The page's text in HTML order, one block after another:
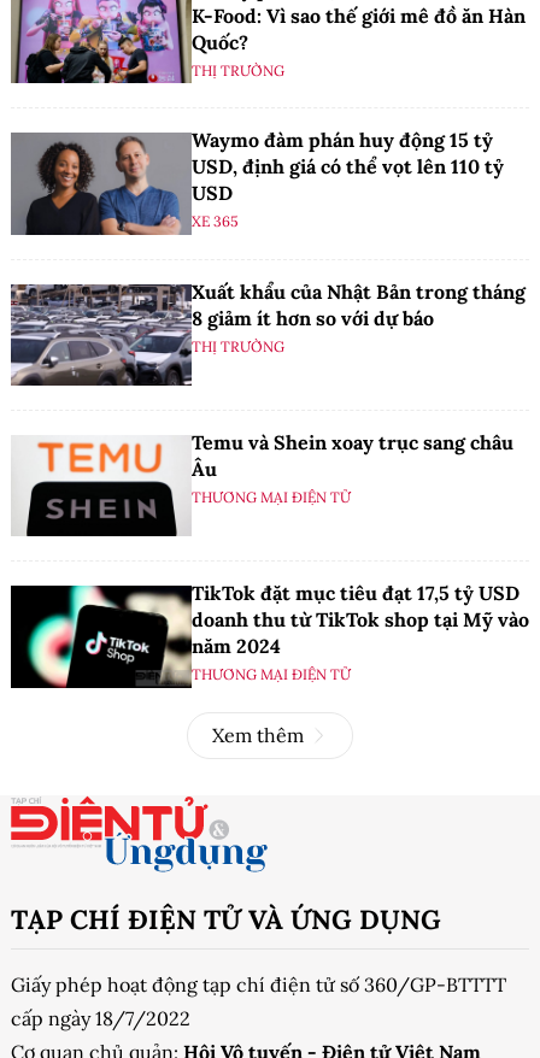
K-Food: Vì sao thế giới mê đồ ăn Hàn
Quốc?
THỊ TRƯỜNG
Waymo đàm phán huy động 15 tỷ
USD, định giá có thể vọt lên 110 tỷ
USD
XE 365
Xuất khẩu của Nhật Bản trong tháng
8 giảm ít hơn so với dự báo
THỊ TRƯỜNG
Temu và Shein xoay trục sang châu
Âu
THƯƠNG MẠI ĐIỆN TỬ
TikTok đặt mục tiêu đạt 17,5 tỷ USD
doanh thu từ TikTok shop tại Mỹ vào
năm 2024
THƯƠNG MẠI ĐIỆN TỬ
Xem thêm
TẠP CHÍ ĐIỆN TỬ VÀ ỨNG DỤNG
Giấy phép hoạt động tạp chí điện tử số 360/GP-BTTTT
cấp ngày 18/7/2022
Cơ quan chủ quản: Hội Vô tuyến - Điện tử Việt Nam